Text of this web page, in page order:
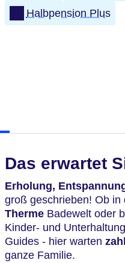
Halbpension Plus
Das erwartet
Erholung,
groß geschrieben! Ob in
Therme Badewelt oder
Kinder- und
Guides - hier warten
ganze Familie.